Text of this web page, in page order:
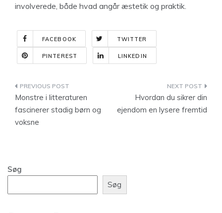
involverede, både hvad angår æstetik og praktik.
FACEBOOK TWITTER
PINTEREST LINKEDIN
Indlægsnavigation
Monstre i litteraturen
fascinerer stadig børn og
voksne
Hvordan du sikrer din
ejendom en lysere fremtid
Søg
Søg